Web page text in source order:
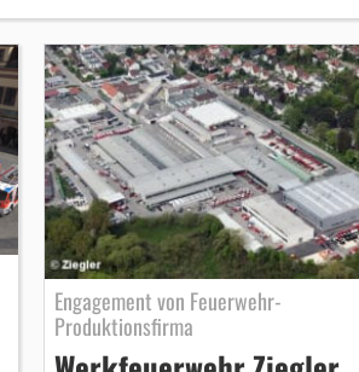
Engagement von Feuerwehr-
Produktionsfirma